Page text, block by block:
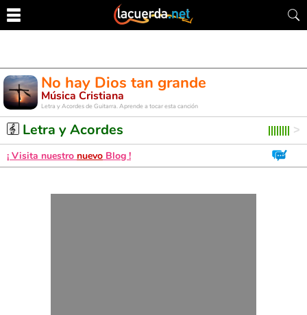
No hay Dios tan grande
Música Cristiana
Letra y Acordes de Guitarra. Aprende a tocar esta canción
Letra y Acordes
¡ Visita nuestro nuevo Blog !